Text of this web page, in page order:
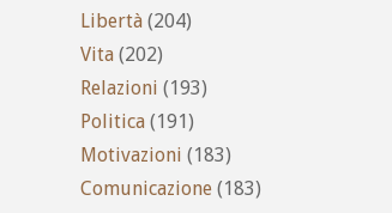
Libertà (204)
Vita (202)
Relazioni (193)
Politica (191)
Motivazioni (183)
Comunicazione (183)